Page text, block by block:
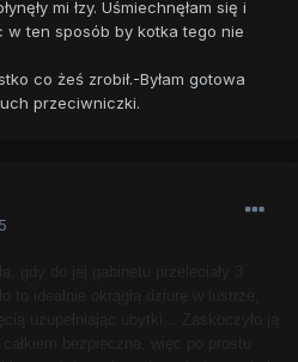
mi łzy. Uśmiechnęłam się i
w ten sposób by kotka tego nie
co żeś zrobił.-Byłam gotowa
przeciwniczki.